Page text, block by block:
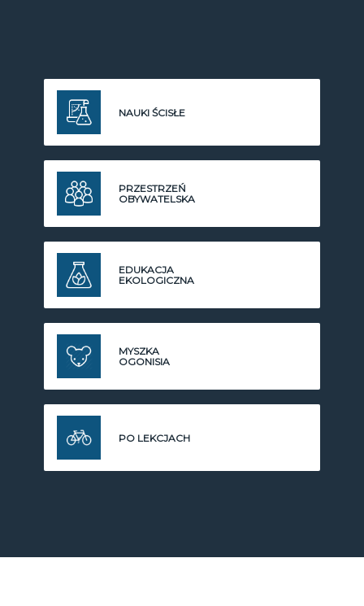
NAUKI ŚCISŁE
PRZESTRZEŃ
OBYWATELSKA
EDUKACJA
EKOLOGICZNA
MYSZKA
OGONISIA
PO LEKCJACH